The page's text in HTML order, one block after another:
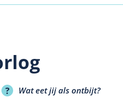
Wat eet jij als ontbijt?